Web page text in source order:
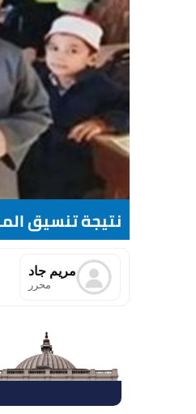
نتيجة تنسيق المرحلة
مريم جاد
محرر